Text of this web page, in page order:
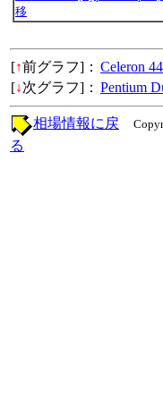
移
[↑前グラフ]： Celeron
[↓次グラフ]： Pentium
相場情報に戻
る